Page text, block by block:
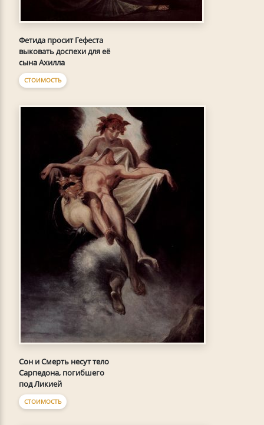
Фетида просит Гефеста
выковать доспехи для её
сына Ахилла
СТОИМОСТЬ
Сон и Смерть несут тело
Сарпедона, погибшего
под Ликией
СТОИМОСТЬ